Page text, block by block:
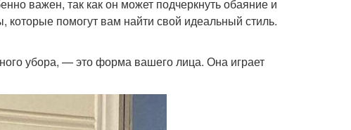
важен, так как он может подчеркнуть обаяние и
помогут вам найти свой идеальный стиль.
убора, — это форма вашего лица. Она играет